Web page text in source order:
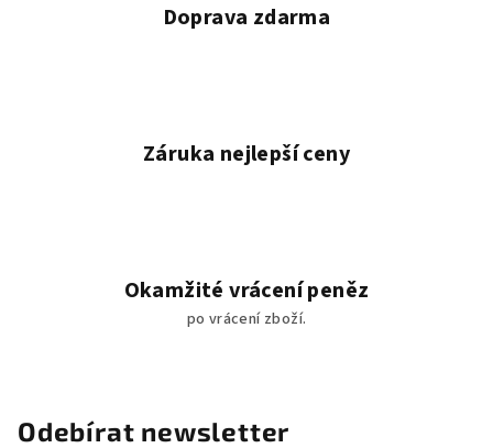
s
Doprava zdarma
Záruka nejlepší ceny
Okamžité vrácení peněz
po vrácení zboží.
Odebírat newsletter